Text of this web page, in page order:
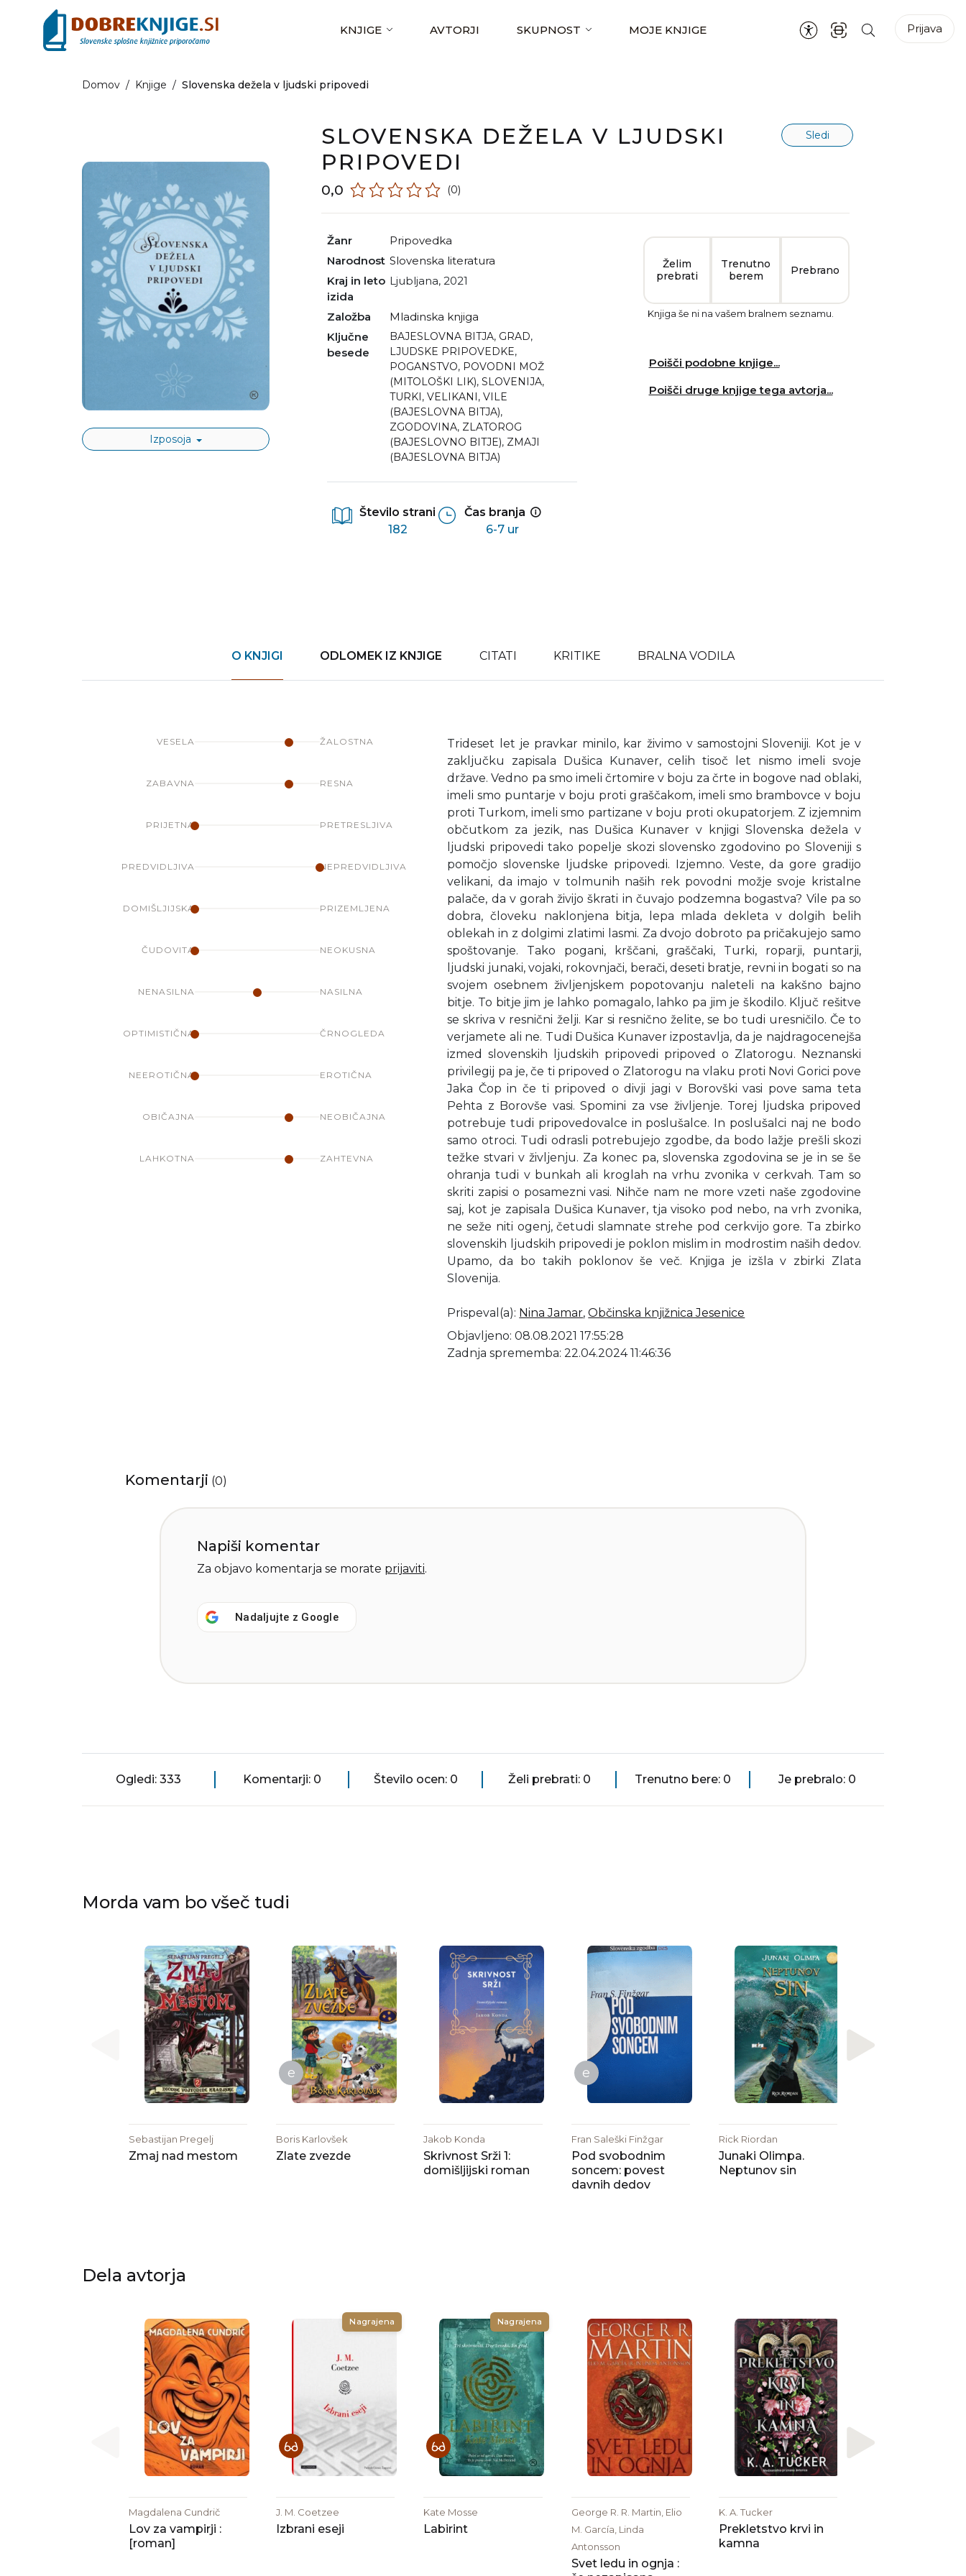
KNJIGE AVTORJI SKUPNOST MOJE KNJIGE Prijava
Domov / Knjige / Slovenska dežela v ljudski pripovedi
Izposoja
SLOVENSKA DEŽELA V LJUDSKI
PRIPOVEDI
Sledi
0,0 (0)
Žanr
pripovedka
Narodnost
slovenska literatura
Kraj in leto
izida
Ljubljana, 2021
Založba
Mladinska knjiga
Ključne
besede
BAJESLOVNA BITJA, GRAD,
LJUDSKE PRIPOVEDKE,
POGANSTVO, POVODNI MOŽ
(MITOLOŠKI LIK), SLOVENIJA,
TURKI, VELIKANI, VILE
(BAJESLOVNA BITJA),
ZGODOVINA, ZLATOROG
(BAJESLOVNO BITJE), ZMAJI
(BAJESLOVNA BITJA)
Število strani
182
Čas branja
6-7 ur
Želim
prebrati
Trenutno
berem
Prebrano
Knjiga še ni na vašem bralnem seznamu.
Poišči podobne knjige...
Poišči druge knjige tega avtorja...
O KNJIGI ODLOMEK IZ KNJIGE CITATI KRITIKE BRALNA VODILA
VESELA ŽALOSTNA
ZABAVNA RESNA
PRIJETNA PRETRESLJIVA
PREDVIDLJIVA NEPREDVIDLJIVA
DOMIŠLJIJSKA PRIZEMLJENA
ČUDOVITA NEOKUSNA
NENASILNA NASILNA
OPTIMISTIČNA ČRNOGLEDA
NEEROTIČNA EROTIČNA
OBIČAJNA NEOBIČAJNA
LAHKOTNA ZAHTEVNA
Trideset let je pravkar minilo, kar živimo v samostojni Sloveniji. Kot je v
zaključku zapisala Dušica Kunaver, celih tisoč let nismo imeli svoje
države. Vedno pa smo imeli črtomire v boju za črte in bogove nad oblaki,
imeli smo puntarje v boju proti graščakom, imeli smo brambovce v boju
proti Turkom, imeli smo partizane v boju proti okupatorjem. Z izjemnim
občutkom za jezik, nas Dušica Kunaver v knjigi Slovenska dežela v
ljudski pripovedi tako popelje skozi slovensko zgodovino po Sloveniji s
pomočjo slovenske ljudske pripovedi. Izjemno. Veste, da gore gradijo
velikani, da imajo v tolmunih naših rek povodni možje svoje kristalne
palače, da v gorah živijo škrati in čuvajo podzemna bogastva? Vile pa so
dobra, človeku naklonjena bitja, lepa mlada dekleta v dolgih belih
oblekah in z dolgimi zlatimi lasmi. Za dvojo dobroto pa pričakujejo samo
spoštovanje. Tako pogani, krščani, graščaki, Turki, roparji, puntarji,
ljudski junaki, vojaki, rokovnjači, berači, deseti bratje, revni in bogati so na
svojem osebnem življenjskem popotovanju naleteli na kakšno bajno
bitje. To bitje jim je lahko pomagalo, lahko pa jim je škodilo. Ključ rešitve
se skriva v resnični želji. Kar si resnično želite, se bo tudi uresničilo. Če to
verjamete ali ne. Tudi Dušica Kunaver izpostavlja, da je najdragocenejša
izmed slovenskih ljudskih pripovedi pripoved o Zlatorogu. Neznanski
privilegij pa je, če ti pripoved o Zlatorogu na vlaku proti Novi Gorici pove
Jaka Čop in če ti pripoved o divji jagi v Borovški vasi pove sama teta
Pehta z Borovše vasi. Spomini za vse življenje. Torej ljudska pripoved
potrebuje tudi pripovedovalce in poslušalce. In poslušalci naj ne bodo
samo otroci. Tudi odrasli potrebujejo zgodbe, da bodo lažje prešli skozi
težke stvari v življenju. Za konec pa, slovenska zgodovina se je in se še
ohranja tudi v bunkah ali kroglah na vrhu zvonika v cerkvah. Tam so
skriti zapisi o posamezni vasi. Nihče nam ne more vzeti naše zgodovine
saj, kot je zapisala Dušica Kunaver, tja visoko pod nebo, na vrh zvonika,
ne seže niti ogenj, četudi slamnate strehe pod cerkvijo gore. Ta zbirko
slovenskih ljudskih pripovedi je poklon mislim in modrostim naših dedov.
Upamo, da bo takih poklonov še več. Knjiga je izšla v zbirki Zlata
Slovenija.
Prispeval(a): Nina Jamar,Občinska knjižnica Jesenice
Objavljeno: 08.08.2021 17:55:28
Zadnja sprememba: 22.04.2024 11:46:36
Komentarji (0)
Napiši komentar
Za objavo komentarja se morate prijaviti.
Nadaljujte z Google
Ogledi: 333 Komentarji: 0 Število ocen: 0 Želi prebrati: 0 Trenutno bere: 0 Je prebralo: 0
Morda vam bo všeč tudi
Sebastijan Pregelj
Zmaj nad mestom
e
Boris Karlovšek
Zlate zvezde
Jakob Konda
Skrivnost Srži 1:
domišljijski roman
e
Fran Saleški Finžgar
Pod svobodnim
soncem: povest
davnih dedov
Rick Riordan
Junaki Olimpa.
Neptunov sin
Slovenske
Dela avtorja
Magdalena Cundrič
Lov za vampirji :
[roman]
Nagrajena
J. M. Coetzee
Izbrani eseji
Nagrajena
Kate Mosse
Labirint
George R. R. Martin, Elio
M. García, Linda
Antonsson
Svet ledu in ognja :
K. A. Tucker
Prekletstvo krvi in
kamna